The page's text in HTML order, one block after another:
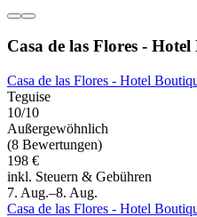
Casa de las Flores -
Casa de las Flores - Hotel
Teguise
10/10
Außergewöhnlich
(8 Bewertungen)
198 €
inkl. Steuern & Gebühren
7. Aug.–8. Aug.
Casa de las Flores - Hotel